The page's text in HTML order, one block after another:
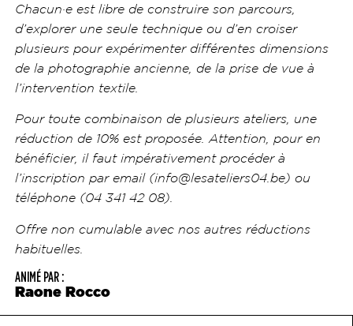
Chacun·e est libre de construire son parcours,
d’explorer une seule technique ou d’en croiser
plusieurs pour expérimenter différentes dimensions
de la photographie ancienne, de la prise de vue à
l’intervention textile.
Pour toute combinaison de plusieurs ateliers, une
réduction de 10% est proposée. Attention, pour en
bénéficier, il faut impérativement procéder à
l’inscription par email (info@lesateliers04.be) ou
téléphone (04 341 42 08).
Offre non cumulable avec nos autres réductions
habituelles.
ANIMÉ PAR :
Raone Rocco